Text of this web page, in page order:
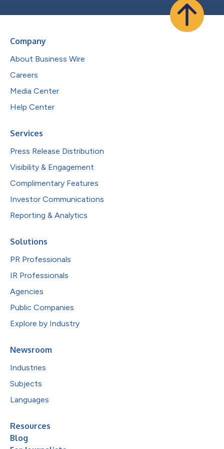
Company
About Business Wire
Careers
Media Center
Help Center
Services
Press Release Distribution
Visibility & Engagement
Complimentary Features
Investor Communications
Reporting & Analytics
Solutions
PR Professionals
IR Professionals
Agencies
Public Companies
Explore by Industry
Newsroom
Industries
Subjects
Languages
Resources
Blog